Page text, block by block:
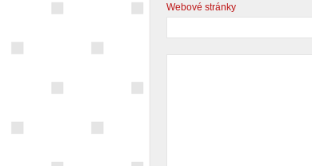
Webové stránky